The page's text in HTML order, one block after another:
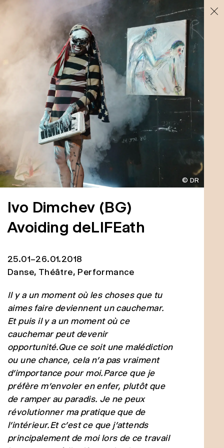
© DR
Ivo Dimchev (BG)
Avoiding deLIFEath
25.01–26.01.2018
Danse, Théâtre, Performance
Il y a un moment où les choses que tu
aimes faire deviennent un cauchemar.
Et puis il y a un moment où ce
cauchemar peut devenir
opportunité.Que ce soit une malédiction
ou une chance, cela n’a pas vraiment
d’importance pour moi.Parce que je
préfère m’envoler en enfer, plutôt que
de ramper au paradis. Je ne peux
révolutionner ma pratique que de
l’intérieur.Et c’est ce que j’attends
principalement de moi lors de ce travail